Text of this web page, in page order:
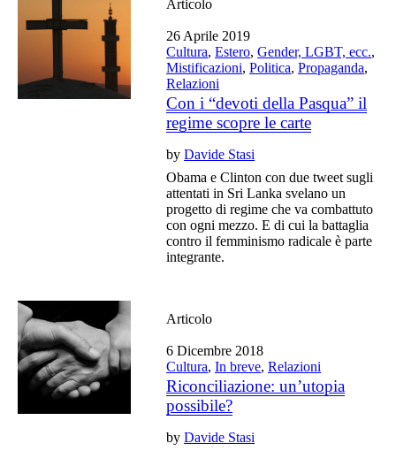
Articolo
26 Aprile 2019
Cultura,Estero,Gender, LGBT, ecc.,
Mistificazioni,Politica,Propaganda,
Relazioni
Con i “devoti della Pasqua” il
regime scopre le carte
byDavide Stasi
Obama e Clinton con due tweet sugli
attentati in Sri Lanka svelano un
progetto di regime che va combattuto
con ogni mezzo. E di cui la battaglia
contro il femminismo radicale è parte
integrante.
Articolo
6 Dicembre 2018
Cultura,In breve,Relazioni
Riconciliazione: un’utopia
possibile?
byDavide Stasi